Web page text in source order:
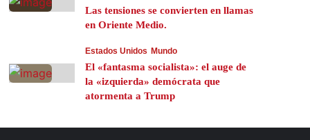
Las tensiones se convierten en llamas
en Oriente Medio.
Estados Unidos Mundo
El «fantasma socialista»: el auge de
la «izquierda» demócrata que
atormenta a Trump